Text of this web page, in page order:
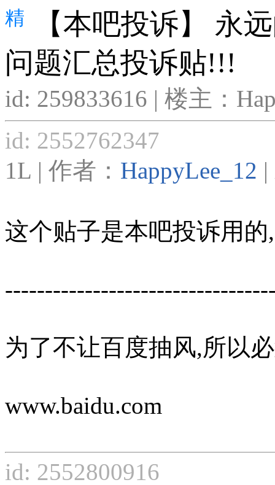
精
【本吧投诉】 永
问题汇总投诉贴!!!
id: 259833616 | 楼主：
id: 2552762347
1L | 作者： HappyLee_12
这个贴子是本吧投诉用
为了不让百度抽风,所以
www.baidu.com
id: 2552800916